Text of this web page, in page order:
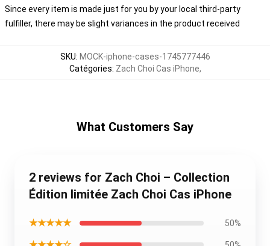
Since every item is made just for you by your local third-party
fulfiller, there may be slight variances in the product received
SKU: MOCK-iphone-cases-1745777446
Catégories: Zach Choi Cas iPhone,
What Customers Say
2 reviews for Zach Choi – Collection
Édition limitée Zach Choi Cas iPhone
★★★★★ 50%